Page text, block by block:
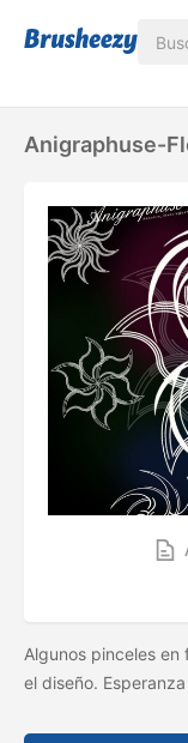
Anigraphuse-
Algunos pinceles en
el diseño.